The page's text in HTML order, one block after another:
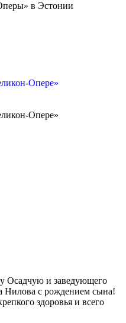
в Эстонии
Опере»
Опере»
Осадчую и заведующего
Нилова с рождением сына!
здоровья и всего